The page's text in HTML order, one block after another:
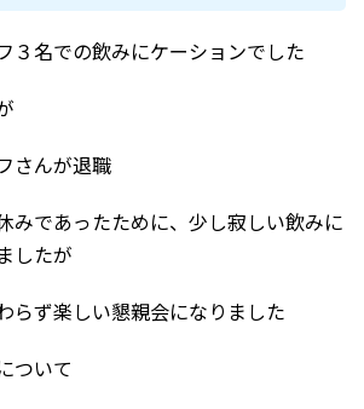
３名での飲みにケーションでした
さんが退職
みであったために、少し寂しい飲みに
したが
らず楽しい懇親会になりました
ついて